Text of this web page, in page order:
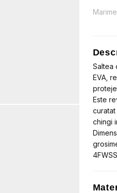
Marime
Saltea
EVA,
Este
chingi